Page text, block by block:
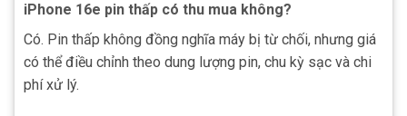
iPhone 16e pin thấp có thu mua không?
Có. Pin thấp không đồng nghĩa máy bị từ chối, nhưng giá
có thể điều chỉnh theo dung lượng pin, chu kỳ sạc và chi
phí xử lý.